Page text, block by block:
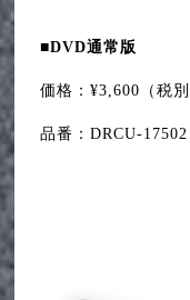
■DVD通常版
価格：¥3,600（税別
品番：DRCU-17502